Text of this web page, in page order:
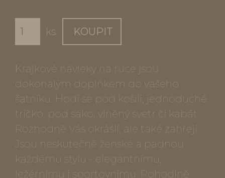
ks KOUPIT
Krajkové návleky na ruce jsou
dokonalým doplňkem do vašeho
šatníku. Hodí se pod košili, jednoduché
tričko, pod sako, vlněný svetr či kabát.
Rozhodně Vás okrášlí, ale také zahřejí.
Jsou neskutečně ženské a padnou
každému stylu - elegantnímu,
ležérnímu i sportovnímu. Pohodlně